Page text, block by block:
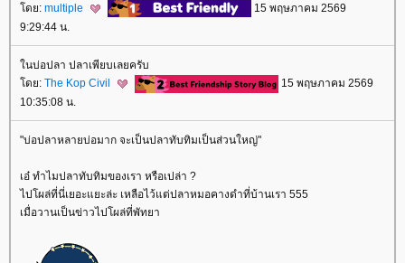
ดย: multiple
15 พฤษภาคม 2569
9:29:44 น.
นบ่อปลา ปลาเพียบเลยครับ
ดย: The Kop Civil
15 พฤษภาคม 2569
10:35:08 น.
"บ่อปลาหลายบ่อมาก จะเป็นปลาทับทิมเป็นส่วนใหญ่"
เอ๋ ทำไมปลาทับทิมของเรา หรือเปล่า ?
ไปโผล่ที่นี่เยอะแยะล่ะ เหลือไว้แต่ปลาหมอคางดำที่บ้านเรา 555
เมื่อวานเป็นข่าวไปโผล่ที่พัทยา